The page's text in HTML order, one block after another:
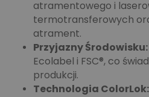
atramentowego i
termotransferowych
atrament.
Przyjazny Środowisku:
Ecolabel i FSC®, co
produkcji.
Technologia ColorLok: